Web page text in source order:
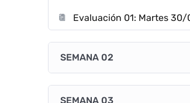
Evaluación 01: Martes 30/
SEMANA 02
SEMANA 03